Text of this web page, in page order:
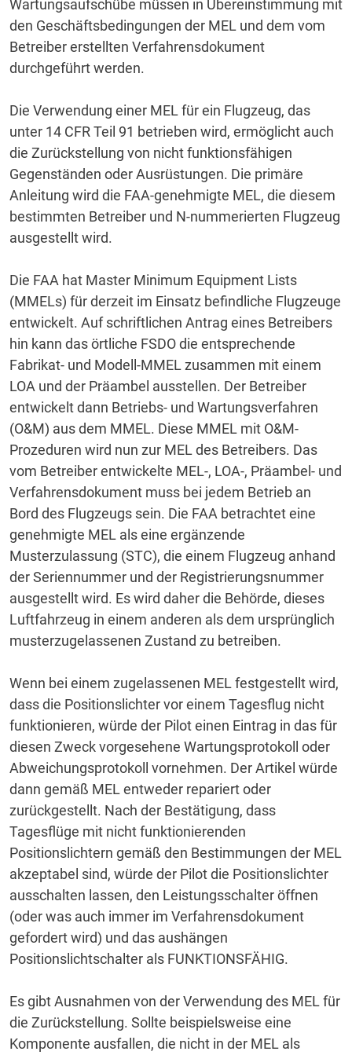
Wartungsaufschübe müssen in Übereinstimmung mit
den Geschäftsbedingungen der MEL und dem vom
Betreiber erstellten Verfahrensdokument
durchgeführt werden.
Die Verwendung einer MEL für ein Flugzeug, das
unter 14 CFR Teil 91 betrieben wird, ermöglicht auch
die Zurückstellung von nicht funktionsfähigen
Gegenständen oder Ausrüstungen. Die primäre
Anleitung wird die FAA-genehmigte MEL, die diesem
bestimmten Betreiber und N-nummerierten Flugzeug
ausgestellt wird.
Die FAA hat Master Minimum Equipment Lists
(MMELs) für derzeit im Einsatz befindliche Flugzeuge
entwickelt. Auf schriftlichen Antrag eines Betreibers
hin kann das örtliche FSDO die entsprechende
Fabrikat- und Modell-MMEL zusammen mit einem
LOA und der Präambel ausstellen. Der Betreiber
entwickelt dann Betriebs- und Wartungsverfahren
(O&M) aus dem MMEL. Diese MMEL mit O&M-
Prozeduren wird nun zur MEL des Betreibers. Das
vom Betreiber entwickelte MEL-, LOA-, Präambel- und
Verfahrensdokument muss bei jedem Betrieb an
Bord des Flugzeugs sein. Die FAA betrachtet eine
genehmigte MEL als eine ergänzende
Musterzulassung (STC), die einem Flugzeug anhand
der Seriennummer und der Registrierungsnummer
ausgestellt wird. Es wird daher die Behörde, dieses
Luftfahrzeug in einem anderen als dem ursprünglich
musterzugelassenen Zustand zu betreiben.
Wenn bei einem zugelassenen MEL festgestellt wird,
dass die Positionslichter vor einem Tagesflug nicht
funktionieren, würde der Pilot einen Eintrag in das für
diesen Zweck vorgesehene Wartungsprotokoll oder
Abweichungsprotokoll vornehmen. Der Artikel würde
dann gemäß MEL entweder repariert oder
zurückgestellt. Nach der Bestätigung, dass
Tagesflüge mit nicht funktionierenden
Positionslichtern gemäß den Bestimmungen der MEL
akzeptabel sind, würde der Pilot die Positionslichter
ausschalten lassen, den Leistungsschalter öffnen
(oder was auch immer im Verfahrensdokument
gefordert wird) und das aushängen
Positionslichtschalter als FUNKTIONSFÄHIG.
Es gibt Ausnahmen von der Verwendung des MEL für
die Zurückstellung. Sollte beispielsweise eine
Komponente ausfallen, die nicht in der MEL als